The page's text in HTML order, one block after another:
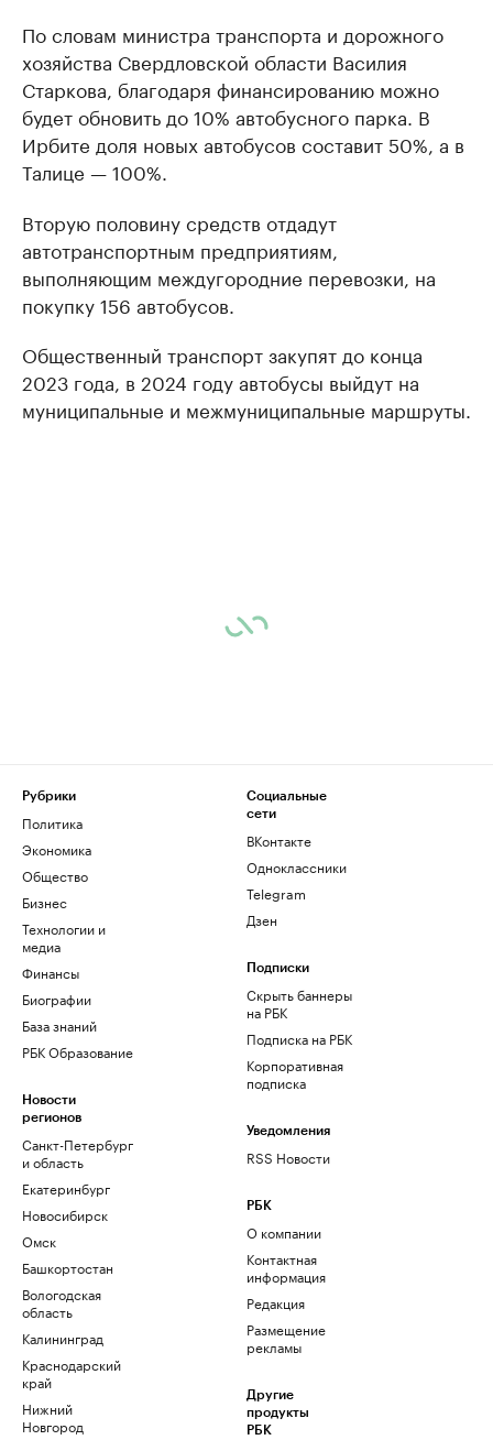
По словам министра транспорта и дорожного
хозяйства Свердловской области Василия
Старкова, благодаря финансированию можно
будет обновить до 10% автобусного парка. В
Ирбите доля новых автобусов составит 50%, а в
Талице — 100%.
Вторую половину средств отдадут
автотранспортным предприятиям,
выполняющим междугородние перевозки, на
покупку 156 автобусов.
Общественный транспорт закупят до конца
2023 года, в 2024 году автобусы выйдут на
муниципальные и межмуниципальные маршруты.
Рубрики
Политика
Экономика
Общество
Бизнес
Технологии и
медиа
Финансы
Биографии
База знаний
РБК Образование
Новости
регионов
Санкт-Петербург
и область
Екатеринбург
Новосибирск
Омск
Башкортостан
Вологодская
область
Калининград
Краснодарский
край
Нижний
Новгород
Социальные
сети
ВКонтакте
Одноклассники
Telegram
Дзен
Подписки
Скрыть баннеры
на РБК
Подписка на РБК
Корпоративная
подписка
Уведомления
RSS Новости
РБК
О компании
Контактная
информация
Редакция
Размещение
рекламы
Другие
продукты
РБК